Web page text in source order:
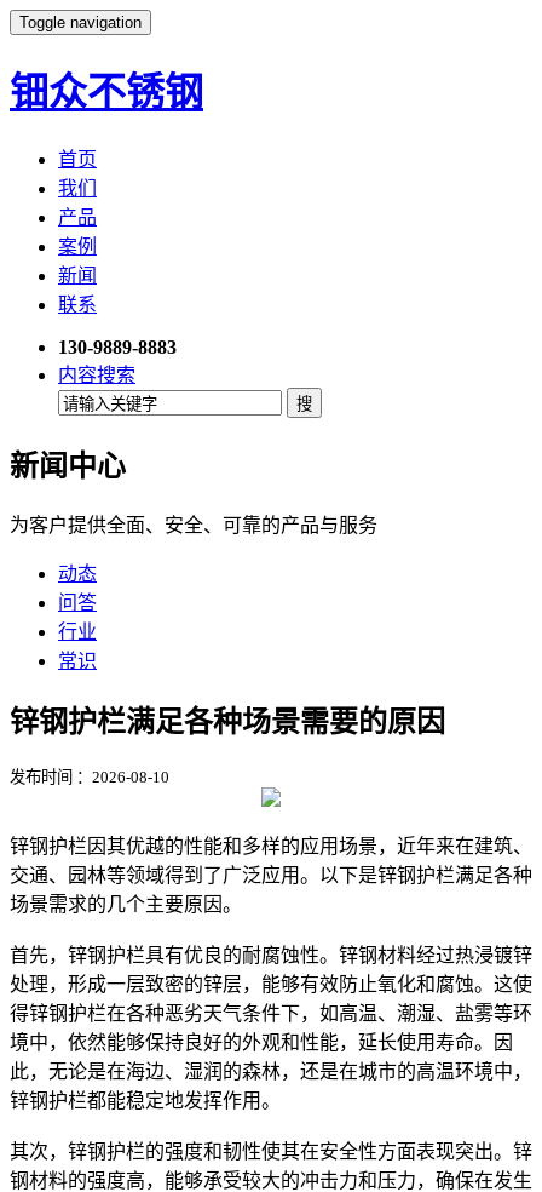
Toggle navigation
钿众不锈钢
首页
我们
产品
案例
新闻
联系
130-9889-8883
内容搜索
新闻中心
为客户提供全面、安全、可靠的产品与服务
动态
问答
行业
常识
锌钢护栏满足各种场景需要的原因
发布时间 ：2026-08-10
锌钢护栏因其优越的性能和多样的应用场景，近年来在建筑、
交通、园林等领域得到了广泛应用。以下是锌钢护栏满足各种
场景需求的几个主要原因。
首先，锌钢护栏具有优良的耐腐蚀性。锌钢材料经过热浸镀锌
处理，形成一层致密的锌层，能够有效防止氧化和腐蚀。这使
得锌钢护栏在各种恶劣天气条件下，如高温、潮湿、盐雾等环
境中，依然能够保持良好的外观和性能，延长使用寿命。因
此，无论是在海边、湿润的森林，还是在城市的高温环境中，
锌钢护栏都能稳定地发挥作用。
其次，锌钢护栏的强度和韧性使其在安全性方面表现突出。锌
钢材料的强度高，能够承受较大的冲击力和压力，确保在发生